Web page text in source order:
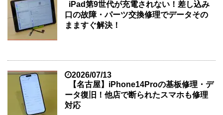
iPad第9世代が充電されない！差し込み
口の故障・パーツ交換修理でデータその
まますぐ解決！
2026/07/13
【名古屋】iPhone14Proの基板修理・デ
ータ復旧！他店で断られたスマホも修理
対応